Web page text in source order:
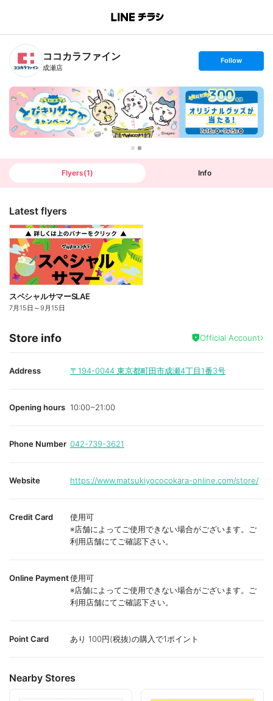
B
n
T
ココカラファイン
成瀬店
s
t
o
l
l
o
w
Follow
Flyers(1) Info
Latest flyers
スペシャルサマーSLAE
7月15日 ～9月15日
Store info Official Account
Address 〒194-0044 東京都町田市成瀬4丁目1番3号
Opening hours 10:00~21:00
Phone Number 042-739-3621
Website https://www.matsukiyococokara-online.com/store/
Credit Card
使用可
※店舗によってご使用できない場合がございます。ご
利用店舗にてご確認下さい。
Online Payment使用可
※店舗によってご使用できない場合がございます。ご
利用店舗にてご確認下さい。
Point Card あり 100円(税抜)の購入で1ポイント
Nearby Stores